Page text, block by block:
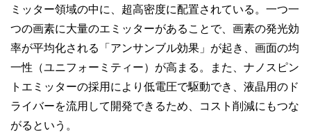
ミッター領域の中に、超高密度に配置されている。一つ一
つの画素に大量のエミッターがあることで、画素の発光効
率が平均化される「アンサンブル効果」が起き、画面の均
一性（ユニフォーミティー）が高まる。また、ナノスピン
トエミッターの採用により低電圧で駆動でき、液晶用のド
ライバーを流用して開発できるため、コスト削減にもつな
がるという。